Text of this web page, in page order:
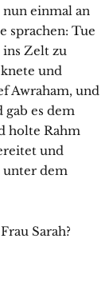
einmal an
sprachen: Tue
Zelt zu
und
Awraham, und
es dem
holte Rahm
und
unter dem
Sarah?